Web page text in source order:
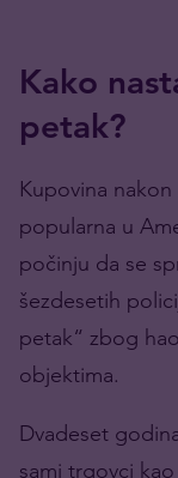
Kako
petak?
Kupovina
popularna u
počinju da se
šezdesetih
petak“ zbog
objektima.
Dvadeset
sami trgovci